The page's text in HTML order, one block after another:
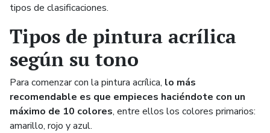
tipos de clasificaciones.
Tipos de pintura acrílica
según su tono
Para comenzar con la pintura acrílica, lo más
recomendable es que empieces haciéndote con un
máximo de 10 colores, entre ellos los colores primarios:
amarillo, rojo y azul.